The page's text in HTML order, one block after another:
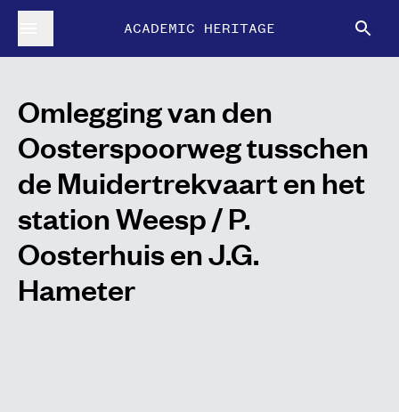
ACADEMIC HERITAGE
Omlegging van den
Oosterspoorweg tusschen
de Muidertrekvaart en het
station Weesp / P.
Oosterhuis en J.G.
Hameter